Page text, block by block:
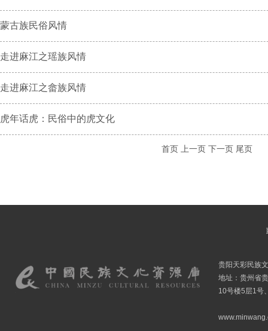
蒙古族民俗风情
走进麻江之瑶族风情
走进麻江之畲族风情
虎年话虎：民俗中的虎文化
首页 上一页 下一页 尾页
贵阳天彩民族
地址：贵州省
10号楼5层1号